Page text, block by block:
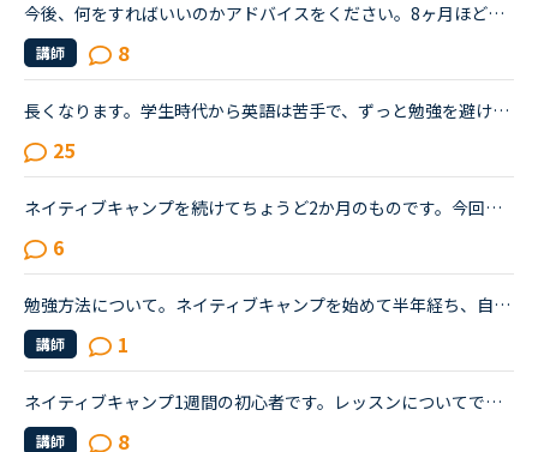
今後、何をすればいいのかアドバイスをください。8ヶ月ほど前からネイティブキャンプを始めました。最初は本当に先生の言ってることが全然聞き取れず、何を言っていいかもわからない状況でのスタートでした。週30...
講師 8
長くなります。学生時代から英語は苦手で、ずっと勉強を避けてきました。２０代の時にたまたま近くのスクールで受けたTOEICのお試しテストでは、恥ずかしながら170～200程度しかないだろうと言われました。もちろ...
25
ネイティブキャンプを続けてちょうど2か月のものです。今回久しぶりにTOEICを受けて前回は615点でしたので、ネイティブキャンプを初めて少しは伸びているを期待していたのですが、590点と下がっておりました。や...
6
勉強方法について。ネイティブキャンプを始めて半年経ち、自分の話しやすい話題やある程度必要とされる会話は出来るようになりました。日本人講師を含め数人の先生からは君のスキルはgood enough、じゅうぶんコミ...
講師 1
ネイティブキャンプ1週間の初心者です。レッスンについてですが、各単元が終わるたびに先生がThank you so much!と言ってくれるのですが、どう返したら良いのかわかりません…。こちらもThank you.と返したり、笑...
講師 8